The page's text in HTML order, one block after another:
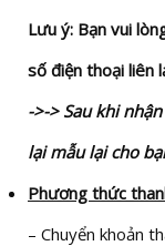
Lưu ý: Bạn vui
số điện thoại liên
->-> Sau khi
lại mẫu lại cho
Phương thức
– Chuyển khoản